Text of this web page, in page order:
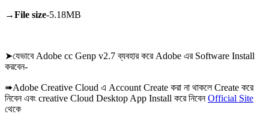
→File size-5.18MB
➤যেভাবে Adobe cc Genp v2.7 ব্যবহার করে Adobe এর Software Install
করবেন-
➠Adobe Creative Cloud এ Account Create করা না থাকলে Create করে
নিবেন এবং creative Cloud Desktop App Install করে নিবেনOfficial Site
থেকে